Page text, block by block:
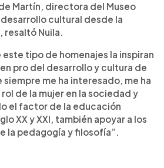
Martín, directora del Museo
cultural desde la
resaltó Nuila.
tipo de homenajes la inspiran
pro del desarrollo y cultura de
siempre me ha interesado, me ha
de la mujer en la sociedad y
el factor de la educación
XX y XXI, también apoyar a los
la pedagogía y filosofía”.